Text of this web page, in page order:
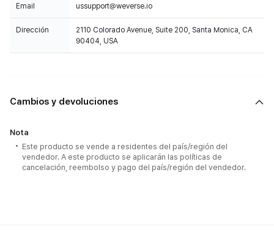
Email ussupport@weverse.io
Dirección
2110 Colorado Avenue, Suite 200, Santa Monica, CA
90404, USA
Cambios y devoluciones
Nota
Este producto se vende a residentes del país/región del
vendedor. A este producto se aplicarán las políticas de
cancelación, reembolso y pago del país/región del vendedor.